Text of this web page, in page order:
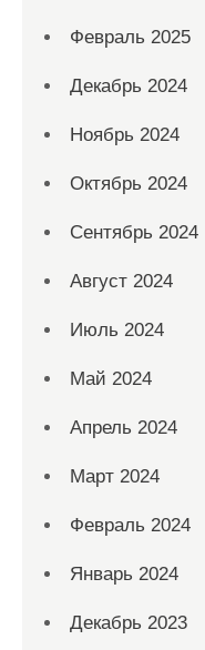
Февраль 2025
Декабрь 2024
Ноябрь 2024
Октябрь 2024
Сентябрь 2024
Август 2024
Июль 2024
Май 2024
Апрель 2024
Март 2024
Февраль 2024
Январь 2024
Декабрь 2023